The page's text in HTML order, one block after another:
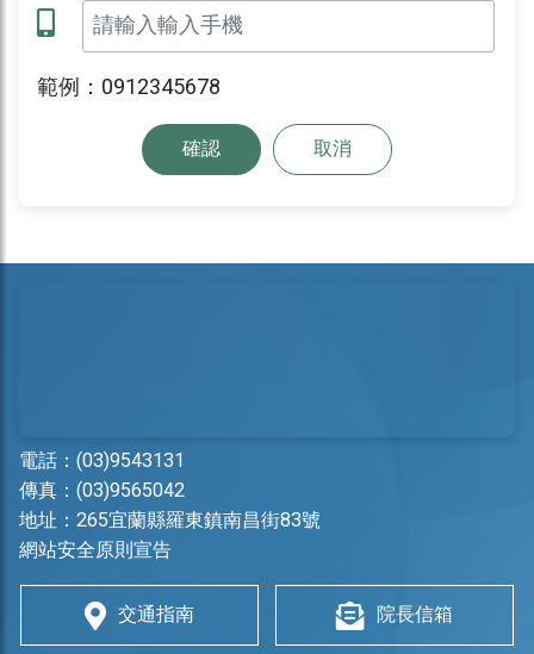
範例：0912345678
確認 取消
電話： (03)9543131
傳真：(03)9565042
地址： 265宜蘭縣羅東鎮南昌街83號
網站安全原則宣告
交通指南 院長信箱